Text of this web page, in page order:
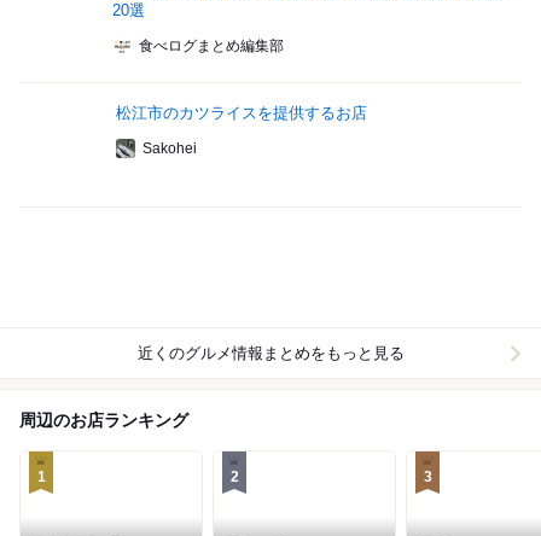
20選
食べログまとめ編集部
松江市のカツライスを提供するお店
Sakohei
近くのグルメ情報まとめをもっと見る
周辺のお店ランキング
1 2 3